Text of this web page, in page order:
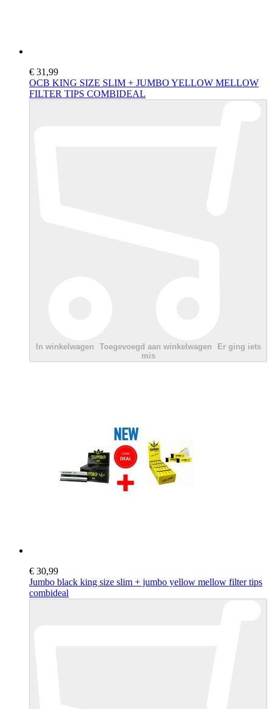
€ 31,99
OCB KING SIZE SLIM + JUMBO YELLOW MELLOW
FILTER TIPS COMBIDEAL
In winkelwagen Toegevoegd aan winkelwagen
Er ging iets
mis
€ 30,99
Jumbo black king size slim + jumbo yellow mellow filter tips
combideal